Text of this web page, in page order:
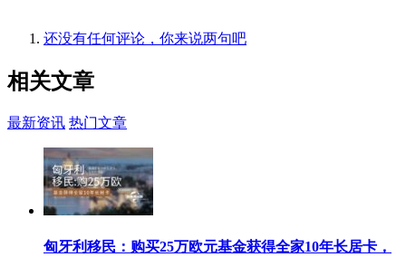
还没有任何评论，你来说两句吧
相关文章
最新资讯 热门文章
匈牙利移民：购买25万欧元基金获得全家10年长居卡，